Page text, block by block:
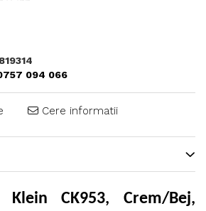
094 066
Cere informatii
Klein CK953, Crem/Bej,